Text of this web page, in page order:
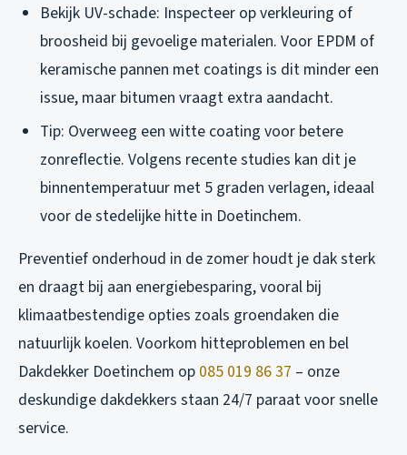
Bekijk UV-schade: Inspecteer op verkleuring of
broosheid bij gevoelige materialen. Voor EPDM of
keramische pannen met coatings is dit minder een
issue, maar bitumen vraagt extra aandacht.
Tip: Overweeg een witte coating voor betere
zonreflectie. Volgens recente studies kan dit je
binnentemperatuur met 5 graden verlagen, ideaal
voor de stedelijke hitte in Doetinchem.
Preventief onderhoud in de zomer houdt je dak sterk
en draagt bij aan energiebesparing, vooral bij
klimaatbestendige opties zoals groendaken die
natuurlijk koelen. Voorkom hitteproblemen en bel
Dakdekker Doetinchem op 085 019 86 37 – onze
deskundige dakdekkers staan 24/7 paraat voor snelle
service.